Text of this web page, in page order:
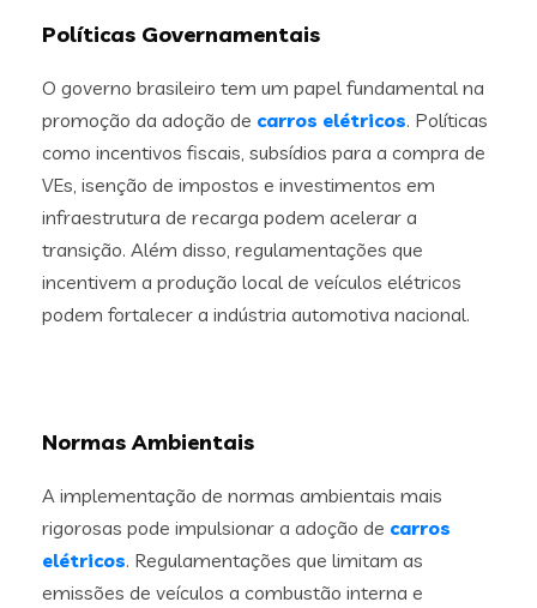
Políticas Governamentais
O governo brasileiro tem um papel fundamental na
promoção da adoção de carros elétricos. Políticas
como incentivos fiscais, subsídios para a compra de
VEs, isenção de impostos e investimentos em
infraestrutura de recarga podem acelerar a
transição. Além disso, regulamentações que
incentivem a produção local de veículos elétricos
podem fortalecer a indústria automotiva nacional.
Normas Ambientais
A implementação de normas ambientais mais
rigorosas pode impulsionar a adoção de carros
elétricos. Regulamentações que limitam as
emissões de veículos a combustão interna e